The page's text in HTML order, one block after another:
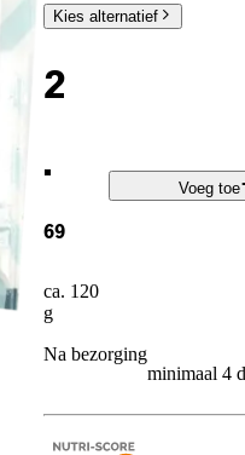
Kies alternatief
2
.
69
ca. 120
g
Voeg toe
Na bezorging
minimaal 4